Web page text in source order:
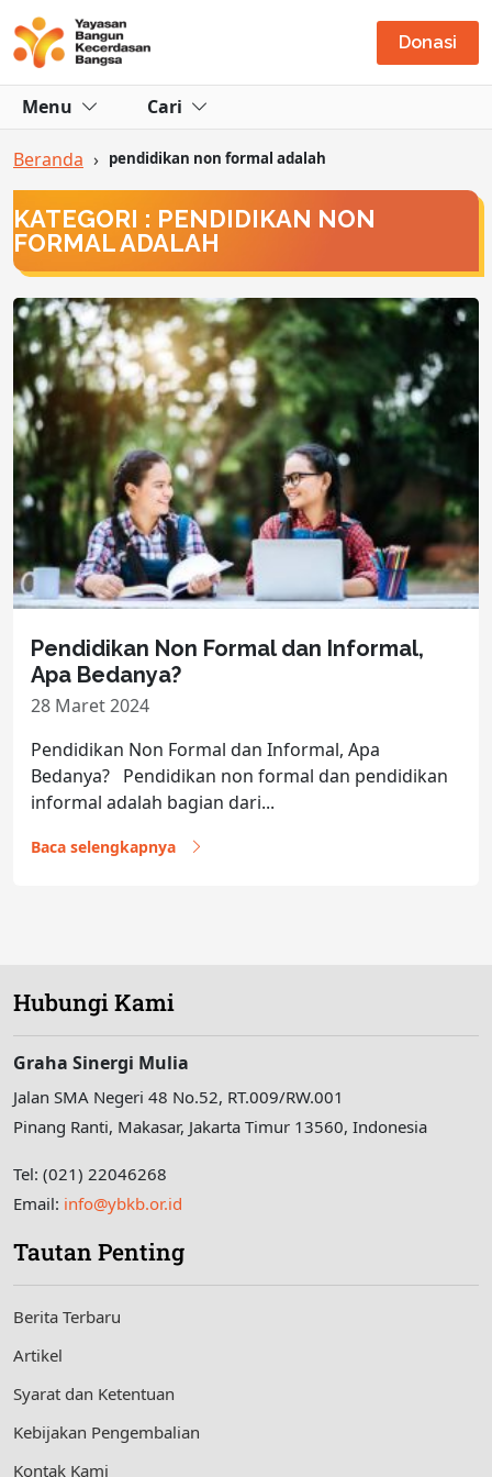
Donasi
Menu Cari
Beranda › pendidikan non formal adalah
KATEGORI : PENDIDIKAN NON
FORMAL ADALAH
Pendidikan Non Formal dan Informal,
Apa Bedanya?
28 Maret 2024
Pendidikan Non Formal dan Informal, Apa
Bedanya? Pendidikan non formal dan pendidikan
informal adalah bagian dari...
Baca selengkapnya
Hubungi Kami
Graha Sinergi Mulia
Jalan SMA Negeri 48 No.52, RT.009/RW.001
Pinang Ranti, Makasar, Jakarta Timur 13560, Indonesia
Tel: (021) 22046268
Email: info@ybkb.or.id
Tautan Penting
Berita Terbaru
Artikel
Syarat dan Ketentuan
Kebijakan Pengembalian
Kontak Kami